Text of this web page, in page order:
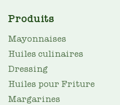
MAIN
NAV
Produits
Mayonnaises
Huiles culinaires
Dressing
Huiles pour Friture
Margarines